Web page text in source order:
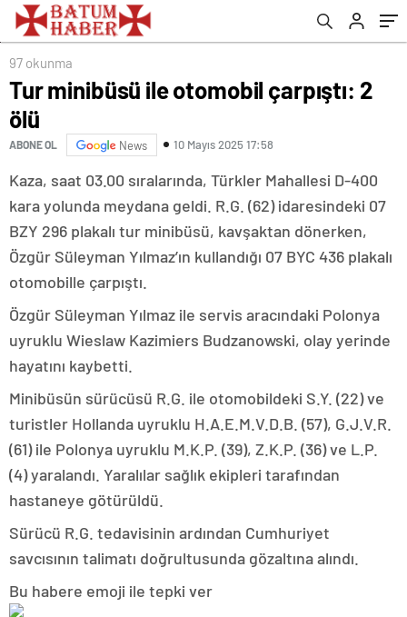
97 okunma
Tur minibüsü ile otomobil çarpıştı: 2
ölü
ABONE OL News 10 Mayıs 2025 17:58
Kaza, saat 03.00 sıralarında, Türkler Mahallesi D-400
kara yolunda meydana geldi. R.G. (62) idaresindeki 07
BZY 296 plakalı tur minibüsü, kavşaktan dönerken,
Özgür Süleyman Yılmaz’ın kullandığı 07 BYC 436 plakalı
otomobille çarpıştı.
Özgür Süleyman Yılmaz ile servis aracındaki Polonya
uyruklu Wieslaw Kazimiers Budzanowski, olay yerinde
hayatını kaybetti.
Minibüsün sürücüsü R.G. ile otomobildeki S.Y. (22) ve
turistler Hollanda uyruklu H.A.E.M.V.D.B. (57), G.J.V.R.
(61) ile Polonya uyruklu M.K.P. (39), Z.K.P. (36) ve L.P.
(4) yaralandı. Yaralılar sağlık ekipleri tarafından
hastaneye götürüldü.
Sürücü R.G. tedavisinin ardından Cumhuriyet
savcısının talimatı doğrultusunda gözaltına alındı.
Bu habere emoji ile tepki ver